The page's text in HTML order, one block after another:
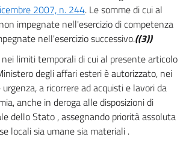
2007, n. 244. Le somme di cui al
impegnate nell'esercizio di competenza
nell'esercizio successivo.((3))
limiti temporali di cui al presente articolo
degli affari esteri è autorizzato, nei
a ricorrere ad acquisti e lavori da
anche in deroga alle disposizioni di
dello Stato , assegnando priorità assoluta
locali sia umane sia materiali .